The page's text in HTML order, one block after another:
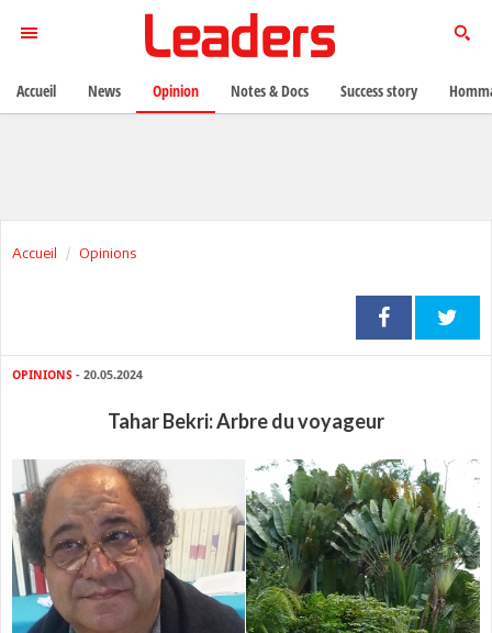
Accueil Opinions
OPINIONS - 20.05.2024
Tahar Bekri: Arbre du voyageur
Accueil News Opinion Notes & Docs Success story